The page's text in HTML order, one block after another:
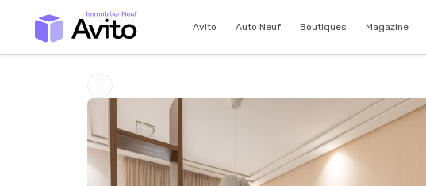
Avito Auto Neuf Boutiques Magazine